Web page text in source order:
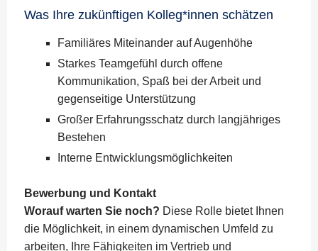
Was Ihre zukünftigen Kolleg*innen schätzen
Familiäres Miteinander auf Augenhöhe
Starkes Teamgefühl durch offene
Kommunikation, Spaß bei der Arbeit und
gegenseitige Unterstützung
Großer Erfahrungsschatz durch langjähriges
Bestehen
Interne Entwicklungsmöglichkeiten
Bewerbung und Kontakt
Worauf warten Sie noch? Diese Rolle bietet Ihnen
die Möglichkeit, in einem dynamischen Umfeld zu
arbeiten, Ihre Fähigkeiten im Vertrieb und